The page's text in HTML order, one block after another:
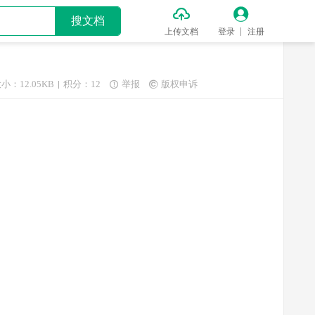
搜文档 
上传文档

登录 注册
：12.05KB 积分：12  举报  版权申诉